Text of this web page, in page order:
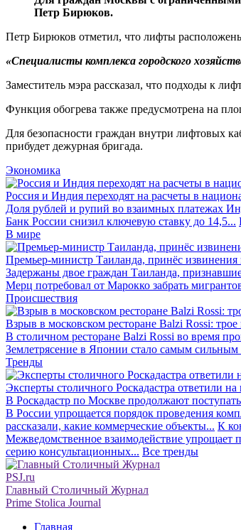
Петр Бирюков.
Петр Бирюков отметил, что лифты
«Специалисты комплекса городского
Заместитель мэра рассказал, что подходы к
Функция обогрева также предусмотрена на
Для безопасности граждан внутри лифтовых
прибудет дежурная бригада.
Экономика
Россия и Индия переходят на расчеты в
Доля рублей и рупий во взаимных платежах
Банк России снизил ключевую ставку до 14,5...
В мире
Премьер-министр Таиланда, принёс извинения
Задержаны двое граждан Таиланда,
Мерц потребовал от Марокко забрать
Происшествия
Взрыв в московском ресторане Balzi Rossi:
В столичном ресторане Balzi Rossi во время
Землетрясение в Японии стало самым сильным
Тренды
Эксперты столичного Роскадастра ответили
В Роскадастр по Москве продолжают
В России упрощается порядок проведения
рассказали, какие коммерческие объекты... К
Межведомственное взаимодействие упрощает
серию консультационных... Все тренды
PSJ.ru
Главный Столичный Журнал
Prime Stolica Journal
Главная